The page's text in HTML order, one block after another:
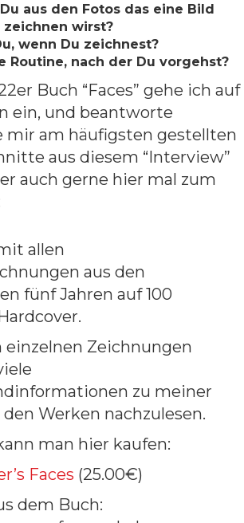
aus den Fotos das eine Bild
zeichnen wirst?
wenn Du zeichnest?
Routine, nach der Du vorgehst?
Buch “Faces” gehe ich auf
ein, und beantworte
mir am häufigsten gestellten
aus diesem “Interview”
auch gerne hier mal zum
allen
aus den
fünf Jahren auf 100
einzelnen Zeichnungen
zu meiner
Werken nachzulesen.
man hier kaufen:
Faces (25.00€)
dem Buch: